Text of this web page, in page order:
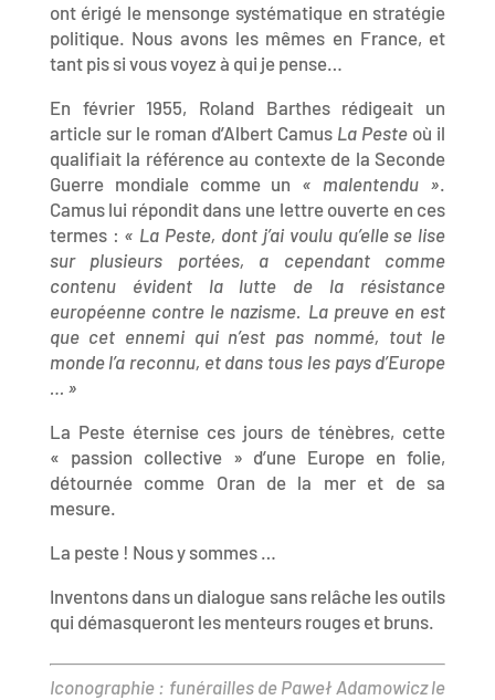
ont érigé le mensonge systématique en stratégie
politique. Nous avons les mêmes en France, et
tant pis si vous voyez à qui je pense…
En février 1955, Roland Barthes rédigeait un
article sur le roman d’Albert Camus La Peste où il
qualifiait la référence au contexte de la Seconde
Guerre mondiale comme un « malentendu ».
Camus lui répondit dans une lettre ouverte en ces
termes : « La Peste, dont j’ai voulu qu’elle se lise
sur plusieurs portées, a cependant comme
contenu évident la lutte de la résistance
européenne contre le nazisme. La preuve en est
que cet ennemi qui n’est pas nommé, tout le
monde l’a reconnu, et dans tous les pays d’Europe
… »
La Peste éternise ces jours de ténèbres, cette
« passion collective » d’une Europe en folie,
détournée comme Oran de la mer et de sa
mesure.
La peste ! Nous y sommes …
Inventons dans un dialogue sans relâche les outils
qui démasqueront les menteurs rouges et bruns.
Iconographie : funérailles de Paweł Adamowicz le